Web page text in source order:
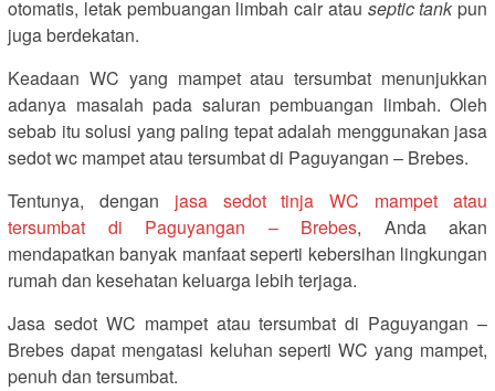
otomatis, letak pembuangan limbah cair atau septic tankpun
juga berdekatan.
Keadaan WC yang mampet atau tersumbat menunjukkan
adanya masalah pada saluran pembuangan limbah. Oleh
sebab itu solusi yang paling tepat adalah menggunakan jasa
sedot wc mampet atau tersumbat di Paguyangan – Brebes.
Tentunya, dengan jasa sedot tinja WC mampet atau
tersumbat di Paguyangan – Brebes, Anda akan
mendapatkan banyak manfaat seperti kebersihan lingkungan
rumah dan kesehatan keluarga lebih terjaga.
Jasa sedot WC mampet atau tersumbat di Paguyangan –
Brebes dapat mengatasi keluhan seperti WC yang mampet,
penuh dan tersumbat.